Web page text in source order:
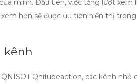
mình. Đầu tiên, việc tăng lượt xem
hơn sẽ được ưu tiên hiển thị
kênh
Qnitubeaction, các kênh